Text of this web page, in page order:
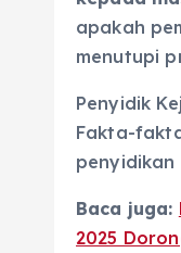
apakah
menutupi
Penyidik
Fakta-
penyidikan
Baca juga:
2025